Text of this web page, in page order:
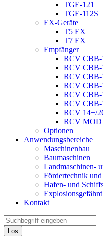
TGE-121
TGE-112S
EX-Geräte
T5 EX
T7 EX
Empfänger
RCV
RCV
RCV CBB-
RCV CBB-
RCV CBB-
RCV CBB-
RCV 14+/
RCV MOD
Optionen
Anwendungsbereiche
Maschinenbau
Baumaschinen
Landmaschinen-
Fördertechnik
Hafen- und
Kontakt
Los